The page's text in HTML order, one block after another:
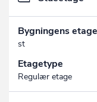
Bygningens
st
Etagetype
Regulær etage